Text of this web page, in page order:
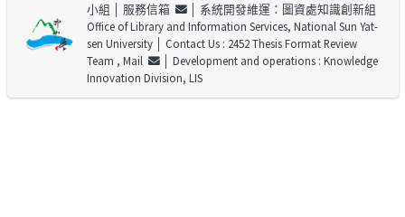
小組 │ 服務信箱
│ 系統開發維運：圖資處知識創新組
Office of Library and Information Services, National Sun Yat-
sen University│ Contact Us : 2452 Thesis Format Review
Team , Mail
│ Development and operations : Knowledge
Innovation Division, LIS